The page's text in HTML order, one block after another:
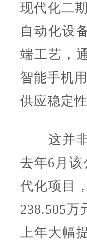
现代化二
自动化设
端工艺，
智能手机
供应稳定性
这并非
去年6月
代化项目
238.505
上年大幅